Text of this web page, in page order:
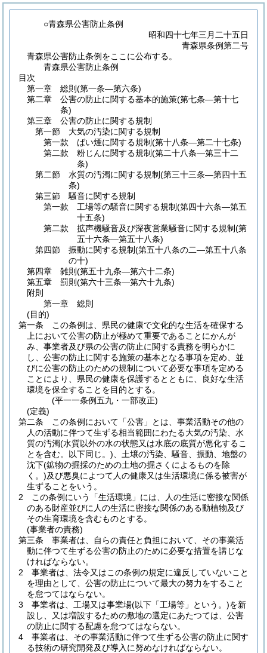
○青森県公害防止条例
昭和四十七年三月二十五日
青森県条例第二号
青森県公害防止条例をここに公布する。
青森県公害防止条例
目次
第一章
総則 (第一条―第六条)
第二章
公害の防止に関する基本的施策(第七条―第十七
条)
第三章
公害の防止に関する規制
第一節
大気の汚染に関する規制
第一款
ばい煙に関する規制(第十八条―第二十七条)
第二款
粉じんに関する規制(第二十八条―第三十二
条)
第二節
水質の汚濁に関する規制(第三十三条―第四十五
条)
第三節
騒音に関する規制
第一款
工場等の騒音に関する規制(第四十六条―第五
十五条)
第二款
拡声機騒音及び深夜営業騒音に関する規制(第
五十六条―第五十八条)
第四節
振動に関する規制(第五十八条の二―第五十八条
の十)
第四章
雑則 (第五十九条―第六十二条)
第五章
罰則 (第六十三条―第六十九条)
附則
第一章
総則
(目的)
第一条
この条例は、県民の健康で文化的な生活を確保する
上において公害の防止が極めて重要であることにかんが
み、事業者及び県の公害の防止に関する責務を明らかに
し、公害の防止に関する施策の基本となる事項を定め、並
びに公害の防止のための規制について必要な事項を定める
ことにより、県民の健康を保護するとともに、良好な生活
環境を保全することを目的とする。
(平一一条例五九・一部改正)
(定義)
第二条
この条例において「公害」とは、事業活動その他の
人の活動に伴つて生ずる相当範囲にわたる大気の汚染、水
質の汚濁(水質以外の水の状態又は水底の底質が悪化するこ
とを含む。以下同じ。) 、土壌の汚染、騒音、振動、地盤の
沈下(鉱物の掘採のための土地の掘さくによるものを除
く。)及び悪臭によつて人の健康又は生活環境に係る被害が
生ずることをいう。
2
この条例にいう「生活環境」には、人の生活に密接な関係
のある財産並びに人の生活に密接な関係のある動植物及び
その生育環境を含むものとする。
(事業者の責務)
第三条
事業者は、自らの責任と負担において、その事業活
動に伴つて生ずる公害の防止のために必要な措置を講じな
ければならない。
2
事業者は、法令又はこの条例の規定に違反していないこと
を理由として、公害の防止について最大の努力をすること
を怠つてはならない。
3
事業者は、工場又は事業場(以下「工場等」という。)を新
設し、又は増設するための敷地の選定にあたつては、公害
の防止に関する配慮を怠つてはならない。
4
事業者は、その事業活動に伴つて生ずる公害の防止に関す
る技術の研究開発及び導入に努めなければならない。